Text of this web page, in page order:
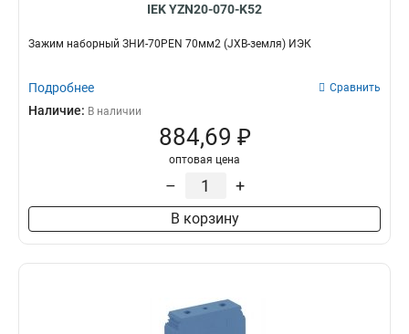
IEK YZN20-070-K52
Зажим наборный ЗНИ-70PEN 70мм2 (JXB-земля) ИЭК
Подробнее Сравнить
Наличие: В наличии
884,69 ₽
оптовая цена
– +
В корзину